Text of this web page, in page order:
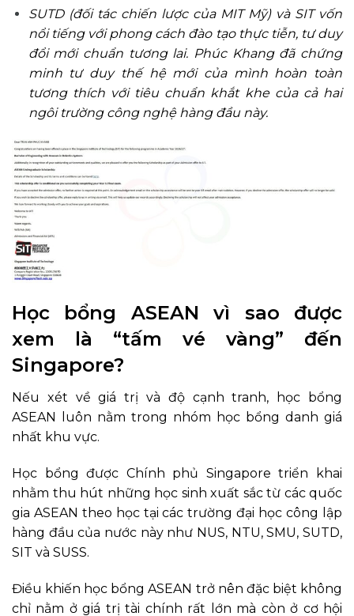
SUTD (đối tác chiến lược của MIT Mỹ) và SIT vốn
nổi tiếng với phong cách đào tạo thực tiễn, tư duy
đổi mới chuẩn tương lai. Phúc Khang đã chứng
minh tư duy thế hệ mới của mình hoàn toàn
tương thích với tiêu chuẩn khắt khe của cả hai
ngôi trường công nghệ hàng đầu này.
Học bổng ASEAN vì sao được
xem là “tấm vé vàng” đến
Singapore?
Nếu xét về giá trị và độ cạnh tranh, học bổng
ASEAN luôn nằm trong nhóm học bổng danh giá
nhất khu vực.
Học bổng được Chính phủ Singapore triển khai
nhằm thu hút những học sinh xuất sắc từ các quốc
gia ASEAN theo học tại các trường đại học công lập
hàng đầu của nước này như NUS, NTU, SMU, SUTD,
SIT và SUSS.
Điều khiến học bổng ASEAN trở nên đặc biệt không
chỉ nằm ở giá trị tài chính rất lớn mà còn ở cơ hội